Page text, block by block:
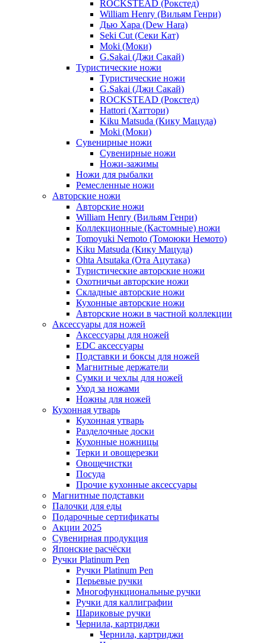
ROCKSTEAD (Рокстед)
William Henry (Вильям Генри)
Дью Хара (Dew Hara)
Seki Cut (Секи Кат)
Moki (Моки)
G.Sakai (Джи Сакай)
Туристические ножи
Туристические ножи
G.Sakai (Джи Сакай)
ROCKSTEAD (Рокстед)
Hattori (Хаттори)
Kiku Matsuda (Кику Мацуда)
Moki (Моки)
Сувенирные ножи
Сувенирные ножи
Ножи-зажимы
Ножи для рыбалки
Ремесленные ножи
Авторские ножи
Авторские ножи
William Henry (Вильям Генри)
Коллекционные (Кастомные) ножи
Tomoyuki Nemoto (Томоюки Немото)
Kiku Matsuda (Кику Мацуда)
Ohta Atsutaka (Ота Ацутака)
Туристические авторские ножи
Охотничьи авторские ножи
Складные авторские ножи
Кухонные авторские ножи
Авторские ножи в частной коллекции
Аксессуары для ножей
Аксессуары для ножей
EDC аксессуары
Подставки и боксы для ножей
Магнитные держатели
Сумки и чехлы для ножей
Уход за ножами
Ножны для ножей
Кухонная утварь
Кухонная утварь
Разделочные доски
Кухонные ножницы
Терки и овощерезки
Овощечистки
Посуда
Прочие кухонные аксессуары
Магнитные подставки
Палочки для еды
Подарочные сертификаты
Акции 2025
Сувенирная продукция
Японские расчёски
Ручки Platinum Pen
Ручки Platinum Pen
Перьевые ручки
Многофункциональные ручки
Ручки для каллиграфии
Шариковые ручки
Чернила, картриджи
Чернила, картриджи